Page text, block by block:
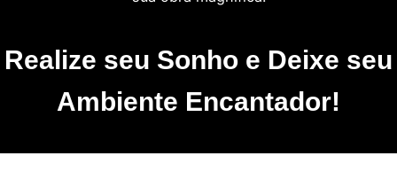
Realize seu Sonho e Deixe seu
Ambiente Encantador!